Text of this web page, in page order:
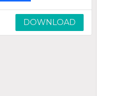
DOWNLOAD